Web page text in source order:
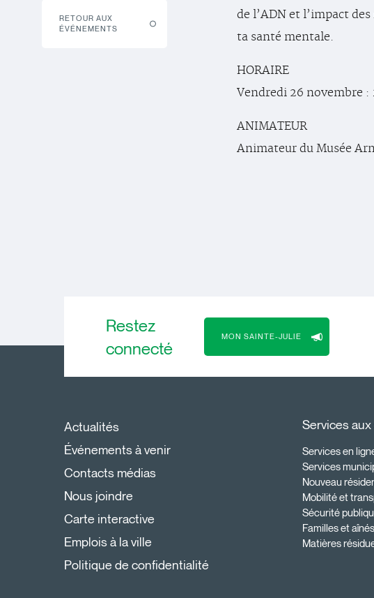
RETOUR AUX
ÉVÉNEMENTS
de l’ADN et l’impact
ta santé mentale.
HORAIRE
Vendredi 26 novembre :
ANIMATEUR
Animateur du Musée
Restez
connecté
MON SAINTE-JULIE
Actualités
Événements à venir
Contacts médias
Nous joindre
Carte interactive
Emplois à la ville
Politique de confidentialité
Services
Services en
Services
Nouveau
Mobilité et
Sécurité
Familles et aînés
Matières